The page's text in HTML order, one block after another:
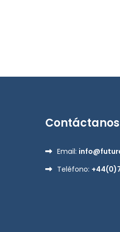
Contáctanos
Email:
Teléfono: